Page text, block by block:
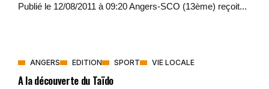
Publié le 12/08/2011 à 09:20 Angers-SCO (13ème) reçoit...
ANGERS EDITION SPORT VIE LOCALE
A la découverte du Taïdo